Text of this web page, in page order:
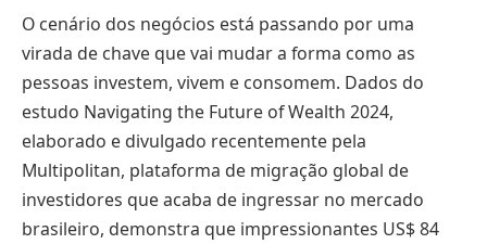
O cenário dos negócios está passando por uma
virada de chave que vai mudar a forma como as
pessoas investem, vivem e consomem. Dados do
estudo Navigating the Future of Wealth 2024,
elaborado e divulgado recentemente pela
Multipolitan, plataforma de migração global de
investidores que acaba de ingressar no mercado
brasileiro, demonstra que impressionantes US$ 84